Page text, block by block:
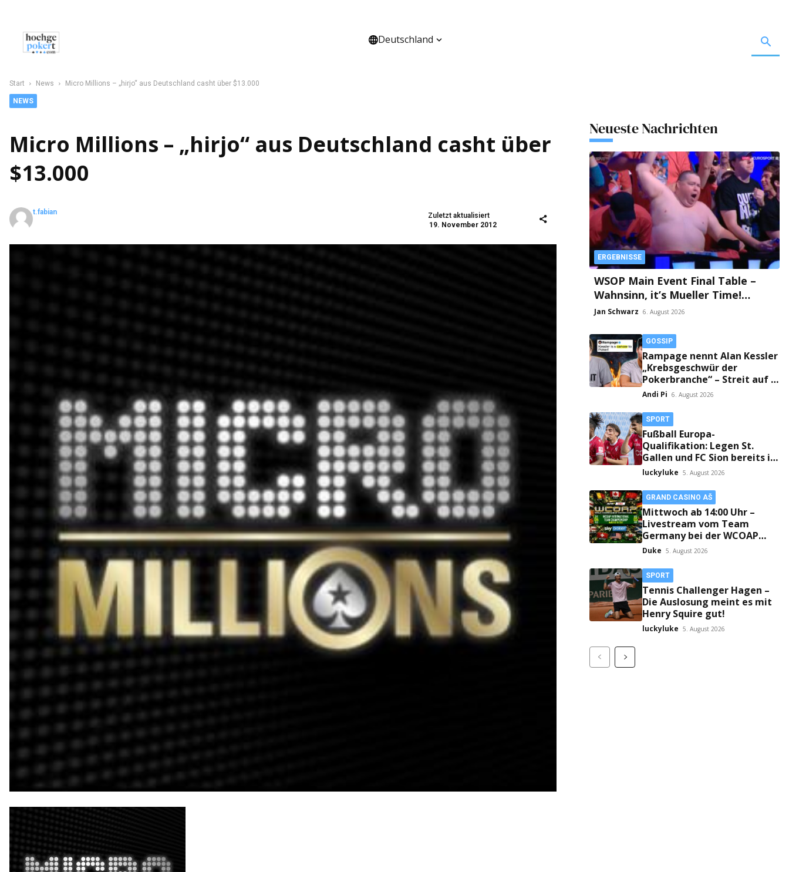
Deutschland
Start News Micro Millions – „hirjo“ aus Deutschland casht über $13.000
NEWS
Micro Millions – „hirjo“ aus Deutschland casht über
$13.000
Zuletzt aktualisiert
19. November 2012
t.fabian
Neueste Nachrichten
ERGEBNISSE
WSOP Main Event Final Table –
Wahnsinn, it’s Mueller Time!
Millionen-Drama und die finnische
Jan Schwarz 6. August 2026
GOSSIP
Rampage nennt Alan Kessler
„Krebsgeschwür der
Pokerbranche“ – Streit auf X
eskaliert!
Andi Pi 6. August 2026
SPORT
Fußball Europa-
Qualifikation: Legen St.
Gallen und FC Sion bereits im
Hinspiel den Grundstein fürs
Weiterkommen?
luckyluke 5. August 2026
GRAND CASINO AŠ
Mittwoch ab 14:00 Uhr –
Livestream vom Team
Germany bei der WCOAP
Manchester 2026!
Duke 5. August 2026
SPORT
Tennis Challenger Hagen –
Die Auslosung meint es mit
Henry Squire gut!
luckyluke 5. August 2026